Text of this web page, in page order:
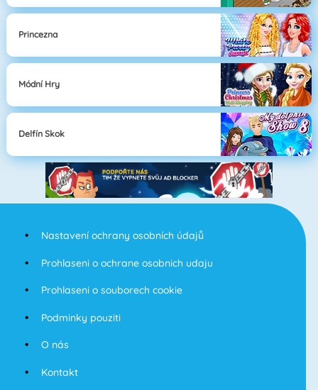
Princezna
Módní Hry
Delfín Skok
Nastavení ochrany osobních údajů
Prohlaseni o ochrane osobnich udaju
Prohlaseni o souborech cookie
Podminky pouziti
O nás
Kontakt